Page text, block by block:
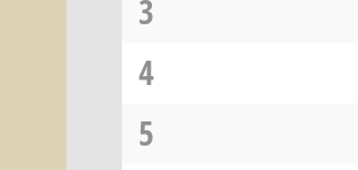
3
4
5